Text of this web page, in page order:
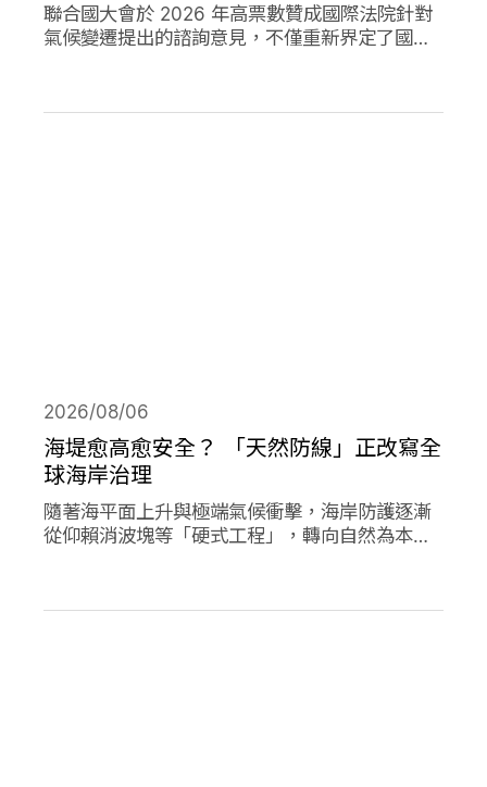
聯合國大會於 2026 年高票數贊成國際法院針對
氣候變遷提出的諮詢意見，不僅重新界定了國際
律責任的承諾。
海堤愈高愈安全？ 「天然防線」正改寫全
球海岸治理
2026/08/06
隨著海平面上升與極端氣候衝擊，海岸防護逐漸
從仰賴消波塊等「硬式工程」，轉向自然為本的
成為守護海岸的「天然防線」。